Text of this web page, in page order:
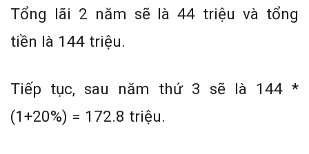
Tổng lãi 2 năm sẽ là 44 triệu và tổng
tiền là 144 triệu.
Tiếp tục, sau năm thứ 3 sẽ là 144 *
(1+20%) = 172.8 triệu.